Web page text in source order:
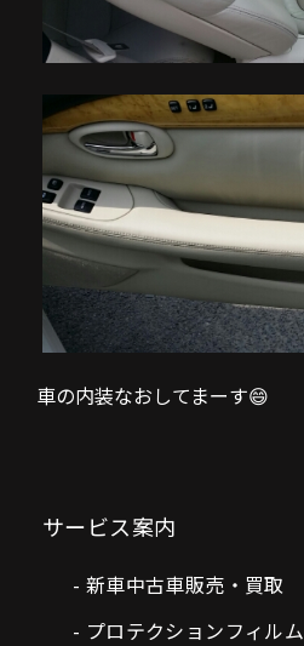
車の内装なおしてまーす😄
サービス案内
新車中古車販売・買取
プロテクションフィルム